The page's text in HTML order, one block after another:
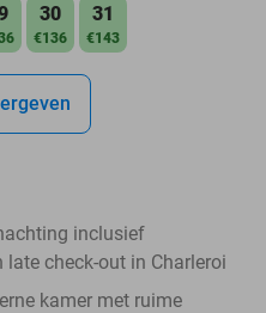
30
€136
31
€143
inclusief
check-out in Charleroi
kamer met ruime